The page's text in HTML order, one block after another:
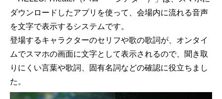
ダウンロードしたアプリを使って、会場内に流れる音声
を文字で表示するシステムです。
登場するキャラクターのセリフや歌の歌詞が、オンタイ
ムでスマホの画面に文字として表示されるので、聞き取
りにくい言葉や歌詞、固有名詞などの確認に役立ちまし
た。